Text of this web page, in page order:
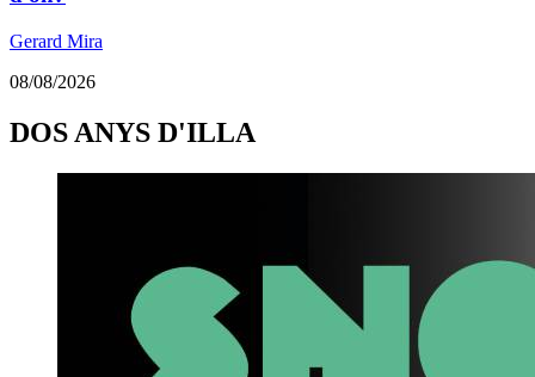
Gerard Mira
08/08/2026
DOS ANYS D'ILLA